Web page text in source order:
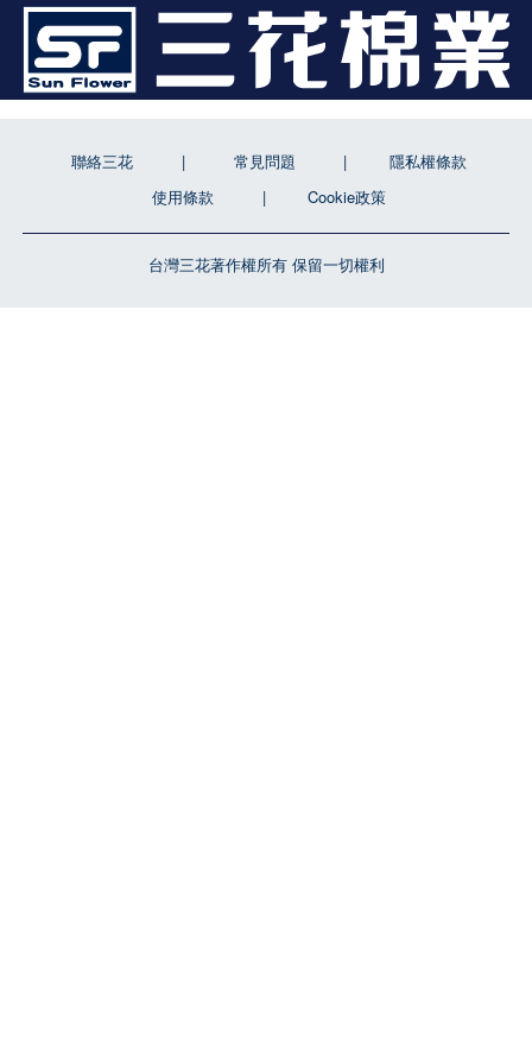
台灣三花著作權所有 保留一切權利
聯絡三花 常見問題
隱私權條款
使用條款
Cookie政策